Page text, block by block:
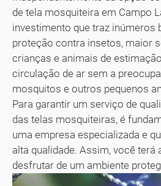
de tela mosquiteira em Campo
investimento que traz inúmeros
proteção contra insetos, maior
crianças e animais de
circulação de ar sem a
mosquitos e outros pequenos
Para garantir um serviço de
das telas mosquiteiras, é
uma empresa especializada e
alta qualidade. Assim, você terá
desfrutar de um ambiente